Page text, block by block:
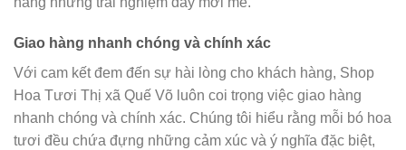
Giao hàng nhanh chóng và chính xác
Với cam kết đem đến sự hài lòng cho khách hàng, Shop
Hoa Tươi Thị xã Quế Võ luôn coi trọng việc giao hàng
nhanh chóng và chính xác. Chúng tôi hiểu rằng mỗi bó hoa
tươi đều chứa đựng những cảm xúc và ý nghĩa đặc biệt,